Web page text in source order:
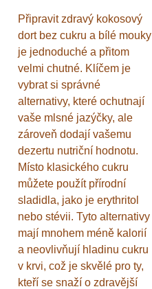
Připravit zdravý kokosový
dort bez cukru a bílé mouky
je jednoduché a přitom
velmi chutné. Klíčem je
vybrat si správné
alternativy, které ochutnají
vaše mlsné jazýčky, ale
zároveň dodají vašemu
dezertu nutriční hodnotu.
Místo klasického cukru
můžete použít přírodní
sladidla, jako je erythritol
nebo stévii. Tyto alternativy
mají mnohem méně kalorií
a neovlivňují hladinu cukru
v krvi, což je skvělé pro ty,
kteří se snaží o zdravější